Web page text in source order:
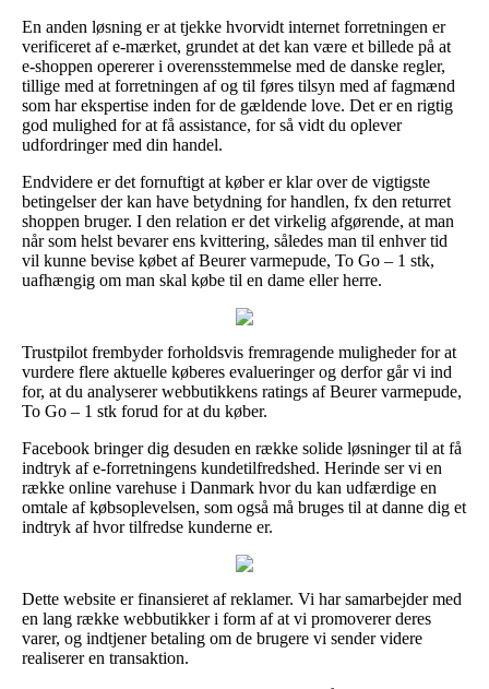
En anden løsning er at tjekke hvorvidt internet forretningen er
verificeret af e-mærket, grundet at det kan være et billede på at
e-shoppen opererer i overensstemmelse med de danske regler,
tillige med at forretningen af og til føres tilsyn med af fagmænd
som har ekspertise inden for de gældende love. Det er en rigtig
god mulighed for at få assistance, for så vidt du oplever
udfordringer med din handel.
Endvidere er det fornuftigt at køber er klar over de vigtigste
betingelser der kan have betydning for handlen, fx den returret
shoppen bruger. I den relation er det virkelig afgørende, at man
når som helst bevarer ens kvittering, således man til enhver tid
vil kunne bevise købet af Beurer varmepude, To Go – 1 stk,
uafhængig om man skal købe til en dame eller herre.
Trustpilot frembyder forholdsvis fremragende muligheder for at
vurdere flere aktuelle køberes evalueringer og derfor går vi ind
for, at du analyserer webbutikkens ratings af Beurer varmepude,
To Go – 1 stk forud for at du køber.
Facebook bringer dig desuden en række solide løsninger til at få
indtryk af e-forretningens kundetilfredshed. Herinde ser vi en
række online varehuse i Danmark hvor du kan udfærdige en
omtale af købsoplevelsen, som også må bruges til at danne dig et
indtryk af hvor tilfredse kunderne er.
Dette website er finansieret af reklamer. Vi har samarbejder med
en lang række webbutikker i form af at vi promoverer deres
varer, og indtjener betaling om de brugere vi sender videre
realiserer en transaktion.